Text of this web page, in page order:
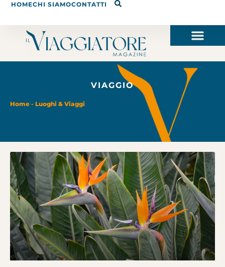
HOMECHI SIAMOCONTATTI
VIAGGIO
Home - Luoghi & Viaggi